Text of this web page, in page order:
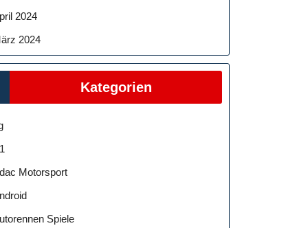
2024
2024
Kategorien
Motorsport
Spiele